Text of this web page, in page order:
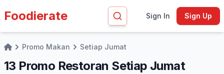
Foodierate Sign In Sign Up
HomePromo Makan Setiap Jumat
13 Promo Restoran Setiap Jumat